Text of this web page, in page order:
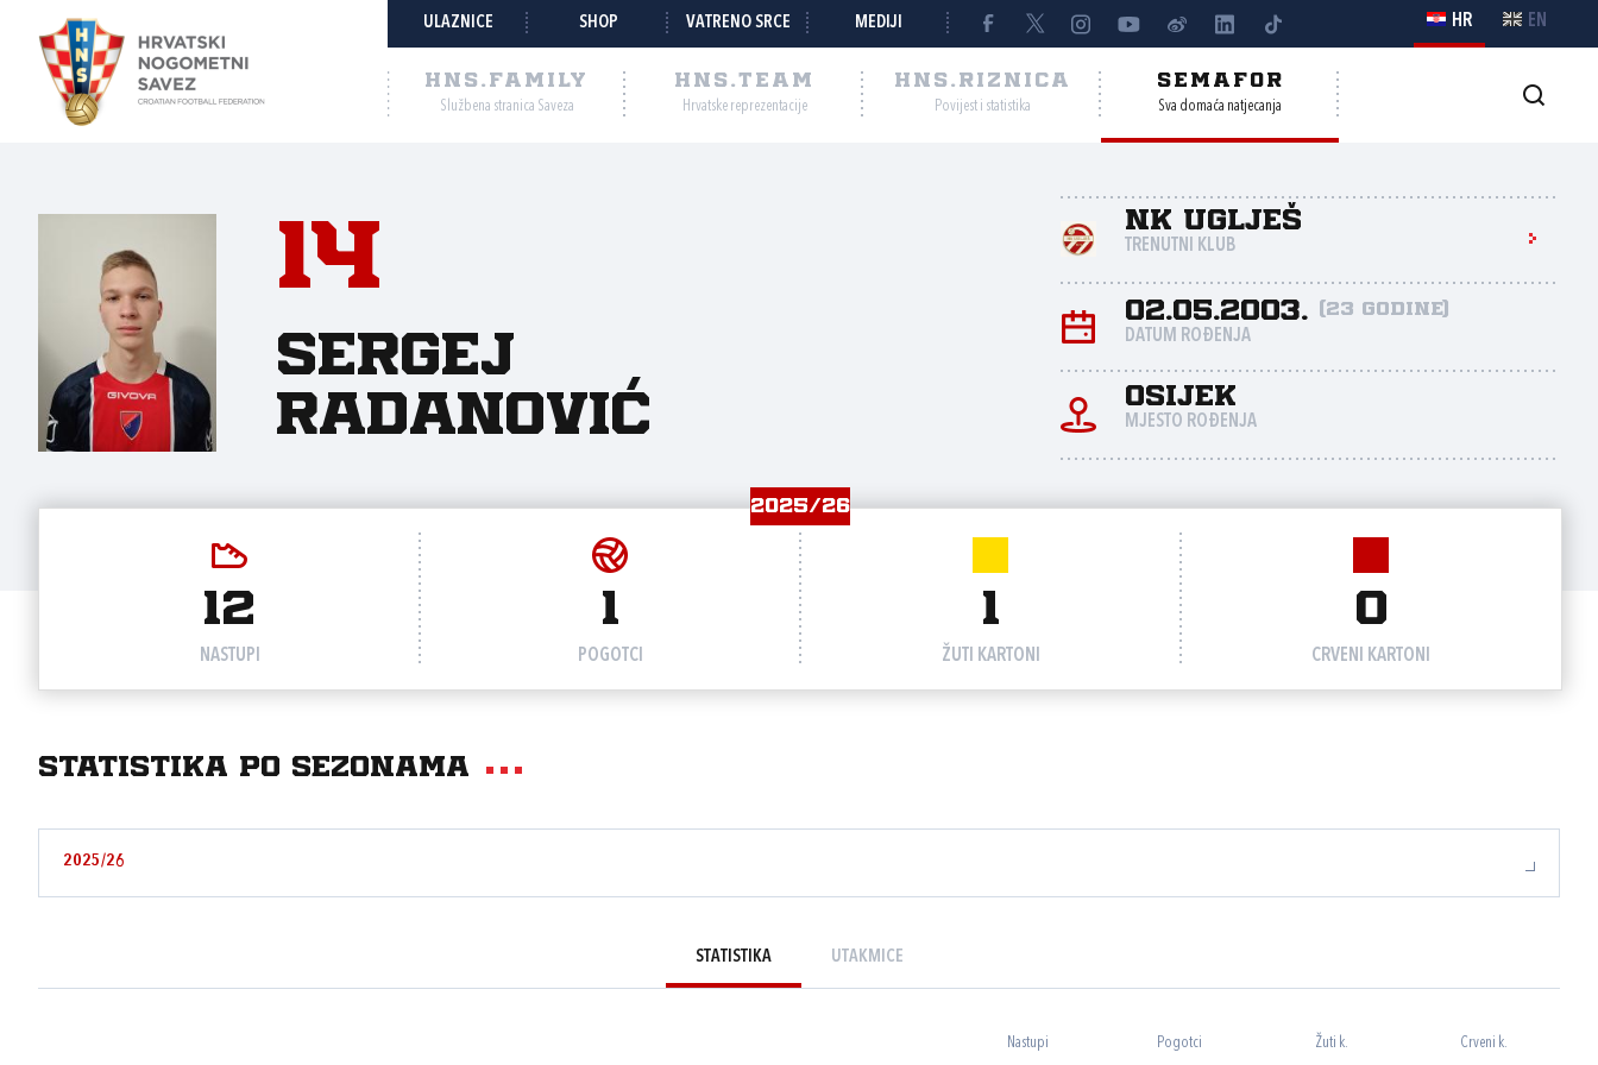
ULAZNICE SHOP VATRENO SRCE MEDIJI HR EN
HNS.FAMILY
Službena stranica Saveza
HNS.TEAM
Hrvatske reprezentacije
HNS.RIZNICA
Povijest i statistika
SEMAFOR
Sva domaća natjecanja
14
Sergej
Radanović
NK Uglješ
TRENUTNI KLUB
02.05.2003. (23 godine)
DATUM ROĐENJA
Osijek
MJESTO ROĐENJA
2025/26
12
NASTUPI
1
POGOTCI
1
ŽUTI KARTONI
0
CRVENI KARTONI
Statistika po sezonama
2025/26
STATISTIKA UTAKMICE
Nastupi Pogotci Žuti k. Crveni k.